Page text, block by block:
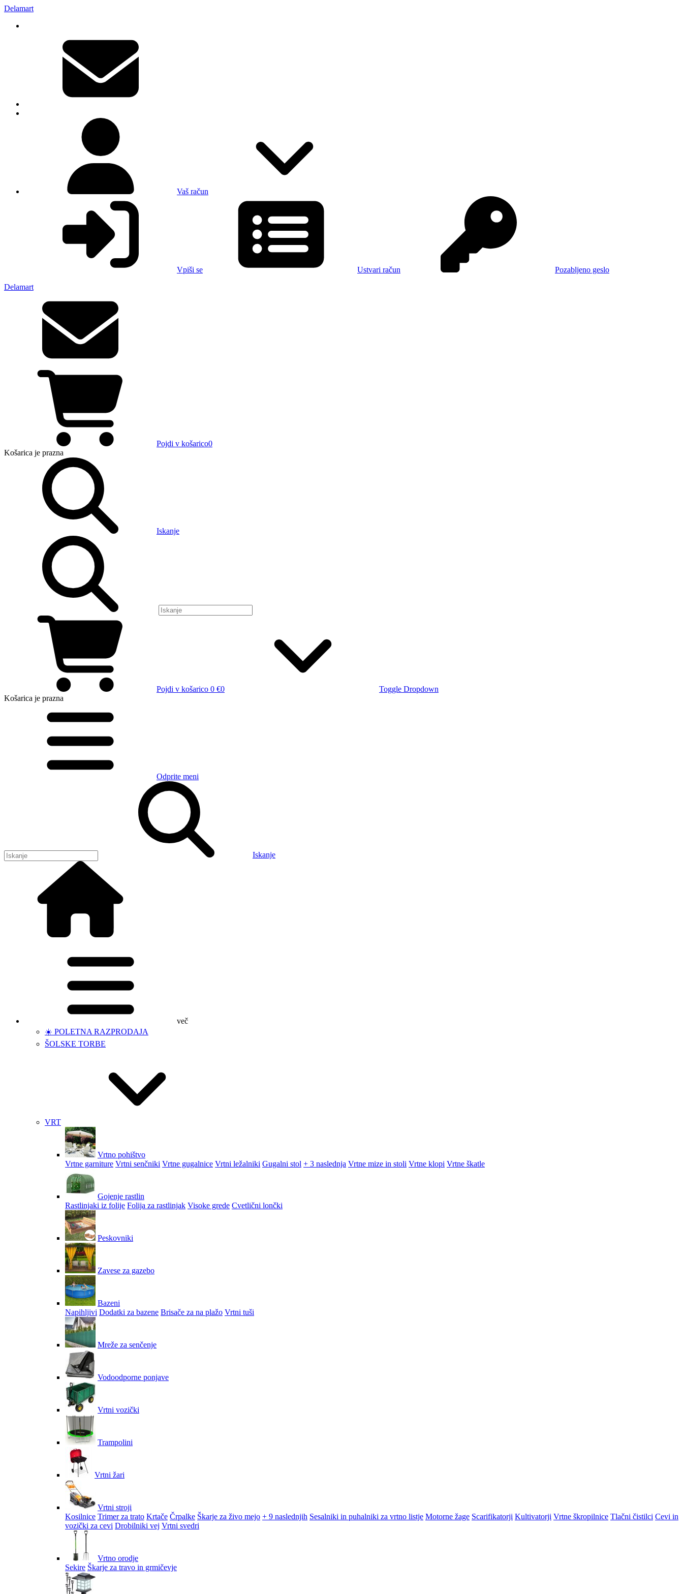
Delamart
Vaš račun
Vpiši se Ustvari račun
Pozabljeno geslo
Delamart
Pojdi v košarico0
Košarica je prazna
Iskanje
Pojdi v košarico 0 €0
Toggle Dropdown
Košarica je prazna
Odprite meni
Iskanje
več
☀️ POLETNA RAZPRODAJA
ŠOLSKE TORBE
VRT
Vrtno pohištvo
Vrtne garniture Vrtni senčniki Vrtne gugalnice Vrtni ležalniki Gugalni stol + 3 naslednja Vrtne mize in stoli Vrtne klopi Vrtne škatle
Gojenje rastlin
Rastlinjaki iz folije Folija za rastlinjak Visoke grede Cvetlični lončki
Peskovniki
Zavese za gazebo
Bazeni
Napihljivi Dodatki za bazene Brisače za na plažo Vrtni tuši
Mreže za senčenje
Vodoodporne ponjave
Vrtni vozički
Trampolini
Vrtni žari
Vrtni stroji
Kosilnice Trimer za trato Krtače Črpalke Škarje za živo mejo + 9 naslednjih Sesalniki in puhalniki za vrtno listje Motorne žage Scarifikatorji Kultivatorji Vrtne škropilnice Tlačni čistilci Cevi in
vozički za cevi Drobilniki vej Vrtni svedri
Vrtno orodje
Sekire Škarje za travo in grmičevje